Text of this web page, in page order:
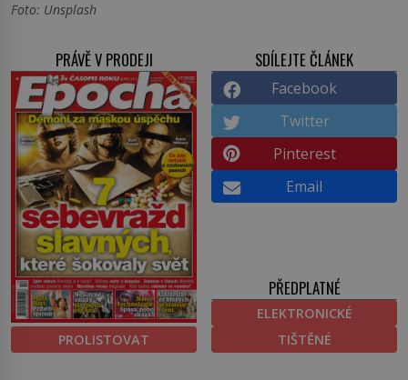
Foto: Unsplash
PRÁVĚ V PRODEJI
PROLISTOVAT
SDÍLEJTE ČLÁNEK
Facebook
Twitter
Pinterest
Email
PŘEDPLATNÉ
ELEKTRONICKÉ
TIŠTĚNÉ